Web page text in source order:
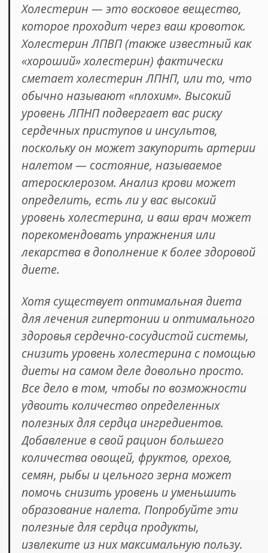
Холестерин — это восковое вещество,
которое проходит через ваш кровоток.
Холестерин ЛПВП (также известный как
«хороший» холестерин) фактически
сметает холестерин ЛПНП, или то, что
обычно называют «плохим». Высокий
уровень ЛПНП подвергает вас риску
сердечных приступов и инсультов,
поскольку он может закупорить артерии
налетом — состояние, называемое
атеросклерозом. Анализ крови может
определить, есть ли у вас высокий
уровень холестерина, и ваш врач может
порекомендовать упражнения или
лекарства в дополнение к более здоровой
диете.
Хотя существует оптимальная диета
для лечения гипертонии и оптимального
здоровья сердечно-сосудистой системы,
снизить уровень холестерина с помощью
диеты на самом деле довольно просто.
Все дело в том, чтобы по возможности
удвоить количество определенных
полезных для сердца ингредиентов.
Добавление в свой рацион большего
количества овощей, фруктов, орехов,
семян, рыбы и цельного зерна может
помочь снизить уровень и уменьшить
образование налета. Попробуйте эти
полезные для сердца продукты,
извлеките из них максимальную пользу.